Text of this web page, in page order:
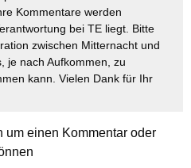
Kommentare werden
bei TE liegt. Bitte
zwischen Mitternacht und
je nach Aufkommen, zu
kann. Vielen Dank für Ihr
um einen Kommentar oder